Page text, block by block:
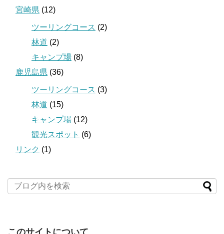
宮崎県 (12)
ツーリングコース (2)
林道 (2)
キャンプ場 (8)
鹿児島県 (36)
ツーリングコース (3)
林道 (15)
キャンプ場 (12)
観光スポット (6)
リンク (1)